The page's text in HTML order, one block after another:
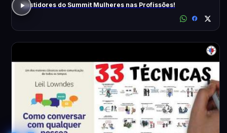
Bastidores do Summit Mulheres nas Profissões!